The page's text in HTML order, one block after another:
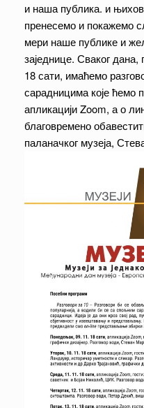
и наша публика. и
пренесемо и покажемо
мери наше публике и
заједнице. Сваког
18 сати, имаћемо
сарадницима које ћемо
апликацији Zoom, а о
благовремено
паланачког музеја,